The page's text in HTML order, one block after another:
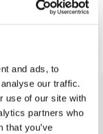
and ads, to
our traffic.
use of our site with
partners who
that you’ve
kwijt, of wil je
plek hebben? Bekijk
Blitz. Wij hebben de
nooit meer druk
of lesroosters.